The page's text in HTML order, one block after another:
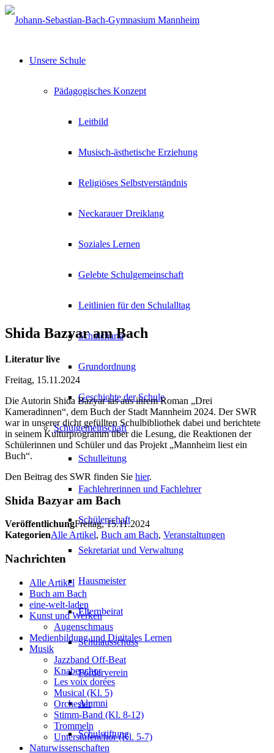
Unsere Schule
Pädagogisches Konzept
Leitbild
Musisch-ästhetische Erziehung
Religiöses Selbstverständnis
Neckarauer Dreiklang
Soziales Lernen
Gelebte Schulgemeinschaft
Leitlinien für den Schulalltag
Schulcharta
Grundordnung
Geschichte der Schule
Schulgemeinschaft
Schulleitung
Fachlehrerinnen und Fachlehrer
Schülerschaft
Sekretariat und Verwaltung
Hausmeister
Elternbeirat
Schulausschuss
Förderverein
Alumni
Schulstiftung
Shida Bazyar am Bach
Literatur live
Freitag, 15.11.2024
Die Autorin Shida Bazyar las aus ihrem Roman „Drei
Kameradinnen“, dem Buch der Stadt Mannheim 2024. Der SWR
war in unserer dicht gefüllten Schulbibliothek dabei und berichtete
in seinem Kulturprogramm über die Lesung, die Reaktionen der
Schülerinnen und Schüler und das Projekt „Mannheim liest ein
Buch“.
Den Beitrag des SWR finden Sie hier.
Shida Bazyar am Bach
VeröffentlichungFreitag, 15.11.2024
KategorienAlle Artikel, Buch am Bach, Veranstaltungen
Nachrichten
Alle Artikel
Buch am Bach
eine-welt-laden
Kunst und Werken
Augenschmaus
Medienbildung und Digitales Lernen
Musik
Jazzband Off-Beat
Knabenchor
Les voix dorées
Musical (Kl. 5)
Orchester
Stimm-Band (Kl. 8-12)
Trommeln
Unterstufenchor (Kl. 5-7)
Naturwissenschaften